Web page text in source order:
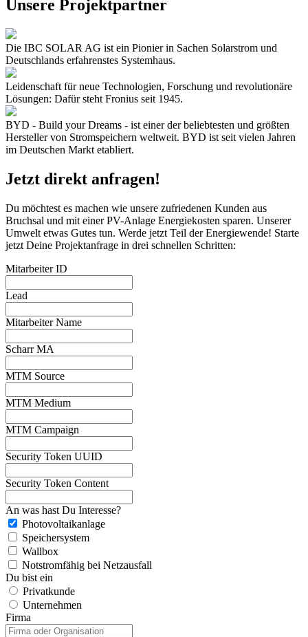
Unsere Projektpartner
Die IBC SOLAR AG ist ein Pionier in Sachen Solarstrom und
Deutschlands erfahrenstes Systemhaus.
Leidenschaft für neue Technologien, Forschung und revolutionäre
Lösungen: Dafür steht Fronius seit 1945.
BYD - Build your Dreams - ist einer der beliebtesten und größten
Hersteller von Stromspeichern weltweit. BYD ist seit vielen Jahren
im Deutschen Markt etabliert.
Jetzt direkt anfragen!
Du möchtest es machen wie unsere zufriedenen Kunden aus
Bruchsal und mit einer PV-Anlage Energiekosten sparen. Unserer
Umwelt etwas Gutes tun. Werde jetzt Teil der Energiewende! Starte
jetzt Deine Projektanfrage in drei schnellen Schritten:
Mitarbeiter ID
Lead
Mitarbeiter Name
Scharr MA
MTM Source
MTM Medium
MTM Campaign
Security Token UUID
Security Token Content
An was hast Du Interesse?
Photovoltaikanlage
Speichersystem
Wallbox
Notstromfähig bei Netzausfall
Du bist ein
Privatkunde
Unternehmen
Firma